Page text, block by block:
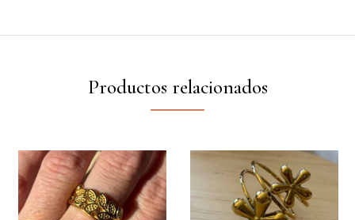
Productos relacionados